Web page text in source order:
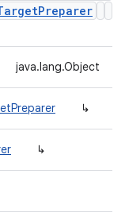
java.lang.Object
↳
↳